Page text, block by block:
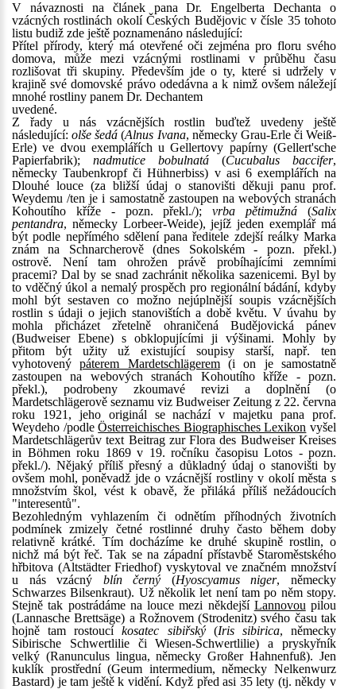
V návaznosti na článek pana Dr. Engelberta Dechanta o
vzácných rostlinách okolí Českých Budějovic v čísle 35 tohoto
listu budiž zde ještě poznamenáno následující:
Přítel přírody, který má otevřené oči zejména pro floru svého
domova, může mezi vzácnými rostlinami v průběhu času
rozlišovat tři skupiny. Především jde o ty, které si udržely v
krajině své domovské právo odedávna a k nimž ovšem náležejí
mnohé rostliny panem Dr. Dechantem
uvedené.
Z řady u nás vzácnějších rostlin buďtež uvedeny ještě
následující:olše šedá (Alnus Ivana, německy Grau-Erle či Weiß-
Erle) ve dvou exemplářích u Gellertovy papírny (Gellert'sche
Papierfabrik); nadmutice bobulnatá (Cucubalus baccifer,
německy Taubenkropf či Hühnerbiss) v asi 6 exemplářích na
Dlouhé louce (za bližší údaj o stanovišti děkuji panu prof.
Weydemu /ten je i samostatně zastoupen na webových stranách
Kohoutího kříže - pozn. překl./);vrba pětimužná (Salix
pentandra, německy Lorbeer-Weide), jejíž jeden exemplář má
být podle nepřímého sdělení pana ředitele zdejší reálky Marka
znám na Schnarcherově (dnes Sokolském - pozn. překl.)
ostrově. Není tam ohrožen právě probíhajícími zemními
pracemi? Dal by se snad zachránit několika sazenicemi. Byl by
to vděčný úkol a nemalý prospěch pro regionální bádání, kdyby
mohl být sestaven co možno nejúplnější soupis vzácnějších
rostlin s údaji o jejich stanovištích a době květu. V úvahu by
mohla přicházet zřetelně ohraničená Budějovická pánev
(Budweiser Ebene) s obklopujícími ji výšinami. Mohly by
přitom být užity už existující soupisy starší, např. ten
vyhotovenýpáterem Mardetschlägerem(i on je samostatně
zastoupen na webových stranách Kohoutího kříže - pozn.
překl.), podrobeny zkoumavé revizi a doplnění (o
Mardetschlägerově seznamu viz Budweiser Zeitung z 22. června
roku 1921, jeho originál se nachází v majetku pana prof.
Weydeho /podleÖsterreichisches Biographisches Lexikon vyšel
Mardetschlägerův text Beitrag zur Flora des Budweiser Kreises
in Böhmen roku 1869 v 19. ročníku časopisu Lotos - pozn.
překl./). Nějaký příliš přesný a důkladný údaj o stanovišti by
ovšem mohl, poněvadž jde o vzácnější rostliny v okolí města s
množstvím škol, vést k obavě, že přiláká příliš nežádoucích
"interesentů".
Bezohledným vyhlazením či odnětím příhodných životních
podmínek zmizely četné rostlinné druhy často během doby
relativně krátké. Tím docházíme ke druhé skupině rostlin, o
nichž má být řeč. Tak se na západní přístavbě Staroměstského
hřbitova (Altstädter Friedhof) vyskytoval ve značném množství
u nás vzácný blín černý (Hyoscyamus niger, německy
Schwarzes Bilsenkraut). Už několik let není tam po něm stopy.
Stejně tak postrádáme na louce mezi někdejší Lannovou pilou
(Lannasche Brettsäge) a Rožnovem (Strodenitz) svého času tak
hojně tam rostoucíkosatec sibiřský(Iris sibirica, německy
Sibirische Schwertlilie či Wiesen-Schwertlilie) a pryskyřník
velký (Ranunculus lingua, německy Großer Hahnenfuß). Jen
kuklík prostřední (Geum intermedium, německy Nelkenwurz
Bastard) je tam ještě k vidění. Když před asi 35 lety (tj. někdy v